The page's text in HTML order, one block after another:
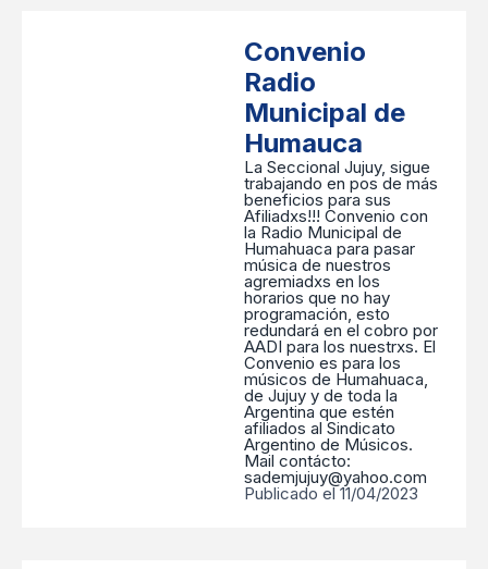
Convenio
Radio
Municipal de
Humauca
La Seccional Jujuy, sigue
trabajando en pos de más
beneficios para sus
Afiliadxs!!! Convenio con
la Radio Municipal de
Humahuaca para pasar
música de nuestros
agremiadxs en los
horarios que no hay
programación, esto
redundará en el cobro por
AADI para los nuestrxs. El
Convenio es para los
músicos de Humahuaca,
de Jujuy y de toda la
Argentina que estén
afiliados al Sindicato
Argentino de Músicos.
Mail contácto:
sademjujuy@yahoo.com
Publicado el 11/04/2023